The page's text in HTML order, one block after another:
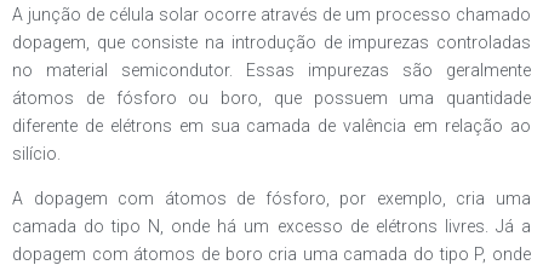
A junção de célula solar ocorre através de um processo chamado
dopagem, que consiste na introdução de impurezas controladas
no material semicondutor. Essas impurezas são geralmente
átomos de fósforo ou boro, que possuem uma quantidade
diferente de elétrons em sua camada de valência em relação ao
silício.
A dopagem com átomos de fósforo, por exemplo, cria uma
camada do tipo N, onde há um excesso de elétrons livres. Já a
dopagem com átomos de boro cria uma camada do tipo P, onde